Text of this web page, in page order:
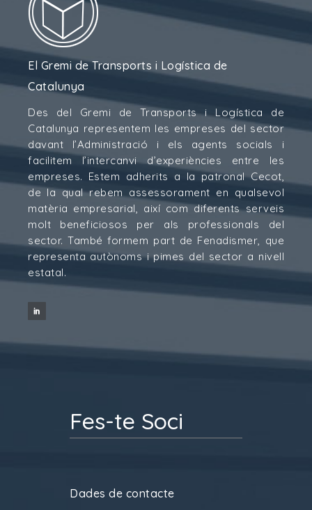
El Gremi de Transports i Logística de
Catalunya
Des del Gremi de Transports i Logística de
Catalunya representem les empreses del sector
davant l’Administració i els agents socials i
facilitem l’intercanvi d’experiències entre les
empreses. Estem adherits a la patronal Cecot,
de la qual rebem assessorament en qualsevol
matèria empresarial, així com diferents serveis
molt beneficiosos per als professionals del
sector. També formem part de Fenadismer, que
representa autònoms i pimes del sector a nivell
estatal.
Fes-te Soci
Dades de contacte